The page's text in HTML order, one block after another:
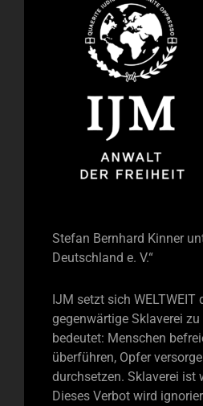
Stefan Bernhard Kinner
Deutschland e. V.“
IJM setzt sich WELTWEIT
gegenwärtige Sklaverei
bedeutet: Menschen
überführen, Opfer
durchsetzen. Sklaverei ist
Dieses Verbot wird